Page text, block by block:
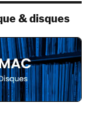
& disques